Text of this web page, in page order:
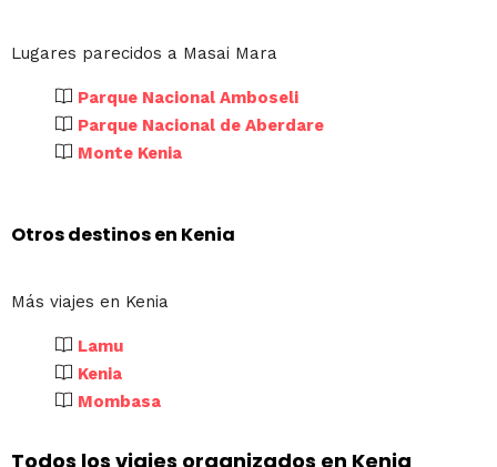
Lugares parecidos a Masai Mara
Parque Nacional Amboseli
Parque Nacional de Aberdare
Monte Kenia
Otros destinos en Kenia
Más viajes en Kenia
Lamu
Kenia
Mombasa
Todos los viajes organizados en Kenia